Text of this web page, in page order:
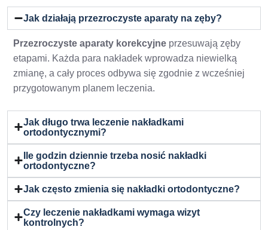
Jak działają przezroczyste aparaty na zęby?
Przezroczyste aparaty korekcyjne przesuwają zęby
etapami. Każda para nakładek wprowadza niewielką
zmianę, a cały proces odbywa się zgodnie z wcześniej
przygotowanym planem leczenia.
Jak długo trwa leczenie nakładkami
ortodontycznymi?
Ile godzin dziennie trzeba nosić nakładki
ortodontyczne?
Jak często zmienia się nakładki ortodontyczne?
Czy leczenie nakładkami wymaga wizyt
kontrolnych?